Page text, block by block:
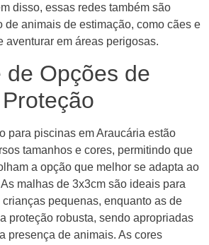
disso, essas redes também são
de animais de estimação, como cães e
aventurar em áreas perigosas.
de Opções de
para piscinas em Araucária estão
tamanhos e cores, permitindo que
a opção que melhor se adapta ao
malhas de 3x3cm são ideais para
pequenas, enquanto as de
proteção robusta, sendo apropriadas
presença de animais. As cores